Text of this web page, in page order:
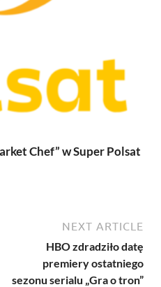
Chef” w Super Polsat
NEXT ARTICLE
HBO zdradziło datę
premiery ostatniego
sezonu serialu „Gra o tron”